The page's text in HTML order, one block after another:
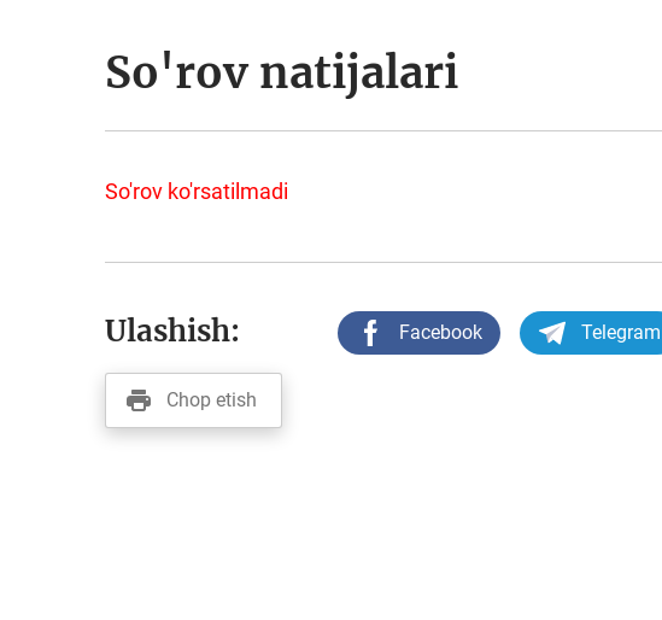
So'rov natijalari
So'rov ko'rsatilmadi
Ulashish: Facebook Telegram
Chop etish